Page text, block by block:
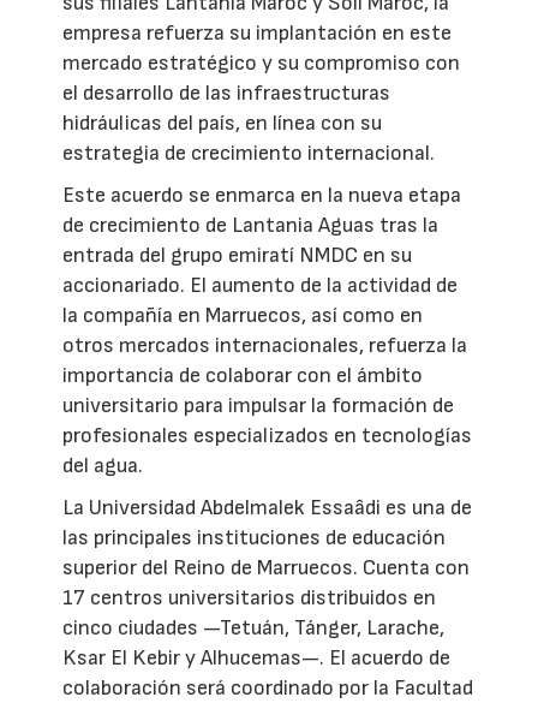
empresa refuerza su implantación en este
mercado estratégico y su compromiso con
el desarrollo de las infraestructuras
hidráulicas del país, en línea con su
estrategia de crecimiento internacional.
Este acuerdo se enmarca en la nueva etapa
de crecimiento de Lantania Aguas tras la
entrada del grupo emiratí NMDC en su
accionariado. El aumento de la actividad de
la compañía en Marruecos, así como en
otros mercados internacionales, refuerza la
importancia de colaborar con el ámbito
universitario para impulsar la formación de
profesionales especializados en tecnologías
del agua.
La Universidad Abdelmalek Essaâdi es una de
las principales instituciones de educación
superior del Reino de Marruecos. Cuenta con
17 centros universitarios distribuidos en
cinco ciudades —Tetuán, Tánger, Larache,
Ksar El Kebir y Alhucemas—. El acuerdo de
colaboración será coordinado por la Facultad